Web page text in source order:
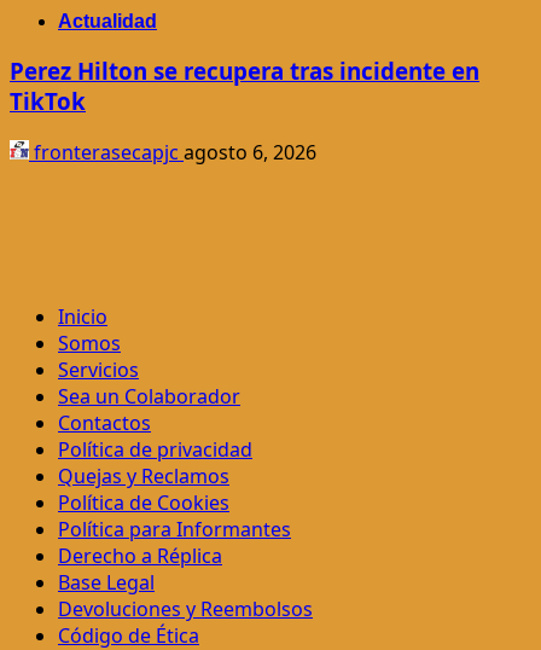
Actualidad
Perez Hilton se recupera tras incidente en
TikTok
fronterasecapjc agosto 6, 2026
Inicio
Somos
Servicios
Sea un Colaborador
Contactos
Política de privacidad
Quejas y Reclamos
Política de Cookies
Política para Informantes
Derecho a Réplica
Base Legal
Devoluciones y Reembolsos
Código de Ética